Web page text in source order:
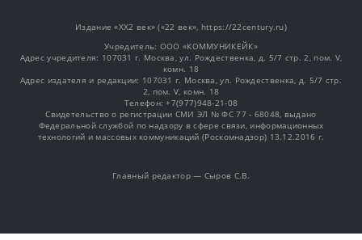
Издание «XX2 век» («22 век», https://22century.ru)
Учредитель: OOO «КОММУНИКЕЙК»
Адрес учредителя: 107031 г. Москва, ул. Рождественка, д. 5/7 стр. 2, пом. V,
комн. 18
Адрес издателя и редакции: 107031 г. Москва, ул. Рождественка, д. 5/7 стр.
2, пом. V, комн. 18
Телефон: +7(977)948-21-08
Свидетельство о регистрации СМИ ЭЛ № ФС 77 - 68048, выдано
Федеральной службой по надзору в сфере связи, информационных
технологий и массовых коммуникаций (Роскомнадзор) 13.12.2016 г.
Главный редактор — Сыров С.В.